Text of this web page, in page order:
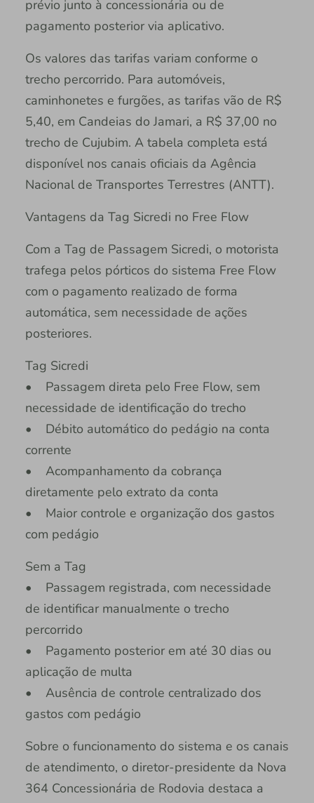
prévio junto à concessionária ou de
pagamento posterior via aplicativo.
Os valores das tarifas variam conforme o
trecho percorrido. Para automóveis,
caminhonetes e furgões, as tarifas vão de R$
5,40, em Candeias do Jamari, a R$ 37,00 no
trecho de Cujubim. A tabela completa está
disponível nos canais oficiais da Agência
Nacional de Transportes Terrestres (ANTT).
Vantagens da Tag Sicredi no Free Flow
Com a Tag de Passagem Sicredi, o motorista
trafega pelos pórticos do sistema Free Flow
com o pagamento realizado de forma
automática, sem necessidade de ações
posteriores.
Tag Sicredi
• Passagem direta pelo Free Flow, sem
necessidade de identificação do trecho
• Débito automático do pedágio na conta
corrente
• Acompanhamento da cobrança
diretamente pelo extrato da conta
• Maior controle e organização dos gastos
com pedágio
Sem a Tag
• Passagem registrada, com necessidade
de identificar manualmente o trecho
percorrido
• Pagamento posterior em até 30 dias ou
aplicação de multa
• Ausência de controle centralizado dos
gastos com pedágio
Sobre o funcionamento do sistema e os canais
de atendimento, o diretor-presidente da Nova
364 Concessionária de Rodovia destaca a